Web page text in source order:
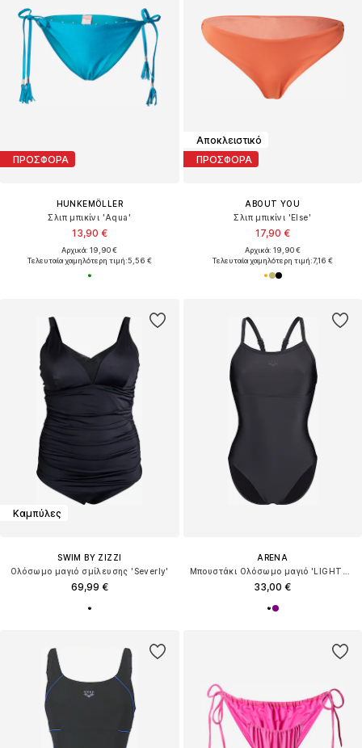
ΠΡΟΣΦΟΡΑ
HUNKEMÖLLER
Σλιπ μπικίνι 'Aqua'
13,90 €
Αρχικά: 19,90 €
Τελευταία χαμηλότερη τιμή:5,56 €
Αποκλειστικό
ΠΡΟΣΦΟΡΑ
ABOUT YOU
Σλιπ μπικίνι 'Else'
17,90 €
Αρχικά: 19,90 €
Τελευταία χαμηλότερη τιμή:7,16 €
Καμπύλες
SWIM BY ZIZZI
Ολόσωμο μαγιό σμίλευσης 'Severly'
69,99 €
ARENA
33,00 €